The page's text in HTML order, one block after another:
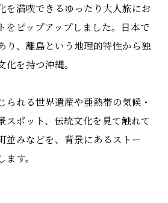
を満喫できるゆったり大人旅にお
をピップアップしました。日本で
り、離島という地理的特性から独
を持つ沖縄。
られる世界遺産や亜熱帯の気候・
スポット、伝統文化を見て触れて
並みなどを、背景にあるストー
す。